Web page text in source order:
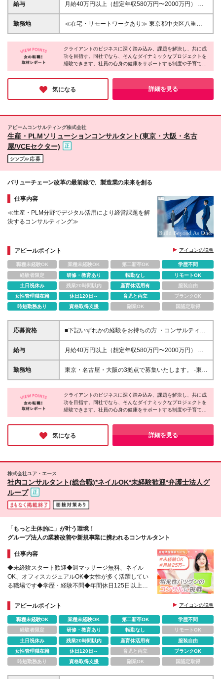
給与
月給40万円以上（想定年収580万円〜2000万円） ※
経験・能力を考慮の上、当社規定により決定します。
※賞与年2回支給 ※試用期間：原則6ヶ月（試用期間中
勤務地
≪在宅・リモートワークあり≫ 東京都中央区八重洲
二丁目2番1号 東京ミッドタウン八重洲 八重洲セント
ラルタワー15階 ※プロジェクトによりその他全国、
海外あり ※在宅勤務制度、リモートワーク制度あり
（変更の範囲）上記除く当社関連勤務地
クライアントのビジネスに深く踏み込み、課題を解決し、共に成
功を目指す。同社でなら、そんなダイナミックなプロジェクトを
経験できます。社員の心身の健康をサポートする制度や子育て支
援など完備。福利厚生が充実しており、仕事にもプライベートに
も手を抜きたくない女性が長く働ける環境があります！
気になる 詳細を見る
アビームコンサルティング株式会社
生産・PLMソリューションコンサルタント(東京・大阪・名古
屋/VCEセクター)
バリューチェーン改革の最前線で、製造業の未来を創る
仕事内容
≪生産・PLM分野でデジタル活用により経営課題を解
決するコンサルティング≫
アピールポイント アイコンの説明
職種未経験OK 業種未経験OK 第二新卒OK
学歴不問
経験者限定
研修・教育あり 転勤なし
リモートOK
土日祝休み
残業20時間以内 産育休活用有
服装自由
女性管理職在籍
休日120日～ 育児と両立
ブランクOK
時短勤務あり
資格取得支援 副業OK 国認定取得
応募資格
■下記いずれかの経験をお持ちの方 ・コンサルティン
グ業界における、生産/PLM関連の業務コンサルティ
ングもしくはITコンサルティング経験 ・IT業界におけ
ロセス設計、システム化構想策定、システム構築等い
ずれかの経験（例：SAP PP/Delmia Apriso/SAP
業会社情報システム部門等における、生産/PLM関連
システムの経験（例：SAP PP/Delmia Apriso/SAP
DM/Windchill/ENOVIA/Teamcenter/SAP PLM） ■学歴
給与
月給40万円以上（想定年収580万円〜2000万円） ※
経験・能力を考慮の上、当社規定により決定します。
※賞与年2回支給 ※試用期間：原則6ヶ月（試用期間中
勤務地
東京・名古屋・大阪の3拠点で募集いたします。 ‐東
京：東京都中央区八重洲二丁目2番1号 東京ミッドタ
ウン八重洲 八重洲セントラルタワー15階 ‐大阪：大阪
府大阪市北区大深町4-20 グランフロント大阪 タワー
A 27階 ‐名古屋：愛知県名古屋市西区牛島町6-1 名古
屋ルーセントタワー 19階 ※プロジェクトによりその
他全国、海外あり ※在宅勤務制度、リモートワーク制
度あり （変更の範囲）上記除く当社関連勤務地
クライアントのビジネスに深く踏み込み、課題を解決し、共に成
功を目指す。同社でなら、そんなダイナミックなプロジェクトを
経験できます。社員の心身の健康をサポートする制度や子育て支
援など完備。福利厚生が充実しており、仕事にもプライベートに
も手を抜きたくない女性が長く働ける環境があります！
気になる 詳細を見る
株式会社ユア・エース
社内コンサルタント(総合職)*ネイルOK*未経験歓迎*弁護士法人グ
ループ
「もっと主体的に」が叶う環境！
グループ法人の業務改善や新規事業に携われるコンサルタント
仕事内容
◆未経験スタート歓迎◆週マッサージ無料、ネイル
OK、オフィスカジュアルOK◆女性が多く活躍してい
る職場です◆学歴・経験不問◆年間休日125日以上
アピールポイント
アイコンの説明
職種未経験OK 業種未経験OK 第二新卒OK
学歴不問
経験者限定
研修・教育あり 転勤なし
リモートOK
土日祝休み
残業20時間以内 産育休活用有
服装自由
女性管理職在籍
休日120日～ 育児と両立
ブランクOK
時短勤務あり
資格取得支援 副業OK 国認定取得